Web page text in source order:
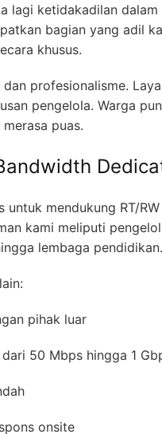
lagi ketidakadilan dalam
bagian yang adil
khusus.
profesionalisme.
pengelola. Warga
puas.
untuk mendukung RT/
kami meliputi
lembaga pendidikan.
pihak luar
50 Mbps hingga 1
onsite